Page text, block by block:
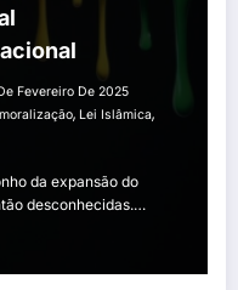
Fevereiro De 2025
, Lei Islâmica,
da expansão do
desconhecidas.…